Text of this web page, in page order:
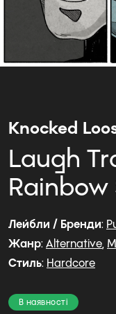
Knocked
Laugh
Лейбли / Бренди:
Жанр: Alternative,
Стиль: Hardcore
В наявності